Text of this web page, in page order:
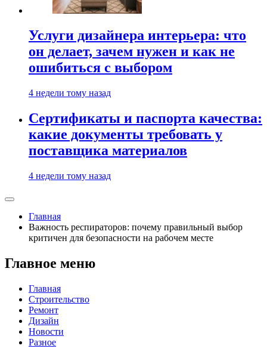
Услуги дизайнера интерьера: что
он делает, зачем нужен и как не
ошибиться с выбором
4 недели тому назад
Сертификаты и паспорта качества:
какие документы требовать у
поставщика материалов
4 недели тому назад
Главная
Важность респираторов: почему правильный выбор
критичен для безопасности на рабочем месте
Главное меню
Главная
Строительство
Ремонт
Дизайн
Новости
Разное